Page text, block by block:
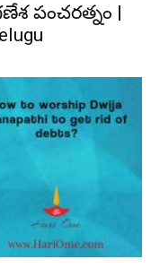
పంచరత్నం |